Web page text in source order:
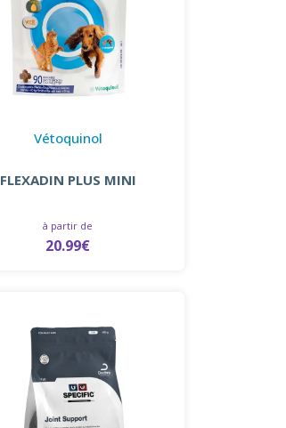
Vétoquinol
FLEXADIN PLUS MINI
à partir de
20.99€